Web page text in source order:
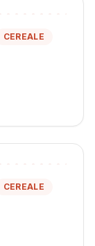
CEREALE
CEREALE